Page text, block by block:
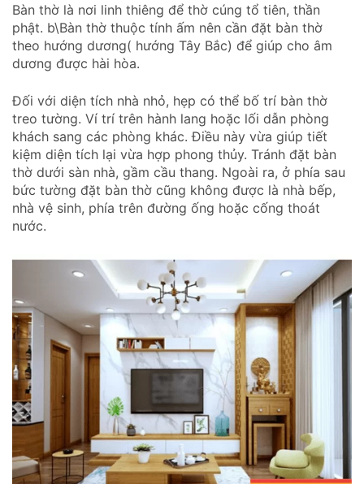
Bàn thờ là nơi linh thiêng để thờ cúng tổ tiên, thần
phật. b\Bàn thờ thuộc tính ấm nên cần đặt bàn thờ
theo hướng dương( hướng Tây Bắc) để giúp cho âm
dương được hài hòa.
Đối với diện tích nhà nhỏ, hẹp có thể bố trí bàn thờ
treo tường. Ví trí trên hành lang hoặc lối dẫn phòng
khách sang các phòng khác. Điều này vừa giúp tiết
kiệm diện tích lại vừa hợp phong thủy. Tránh đặt bàn
thờ dưới sàn nhà, gầm cầu thang. Ngoài ra, ở phía sau
bức tường đặt bàn thờ cũng không được là nhà bếp,
nhà vệ sinh, phía trên đường ống hoặc cống thoát
nước.